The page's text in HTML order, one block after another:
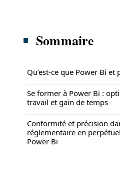
Sommaire
Qu’est-ce que Power Bi et
Se former à Power Bi :
travail et gain de temps
Conformité et précision
réglementaire en
Power Bi